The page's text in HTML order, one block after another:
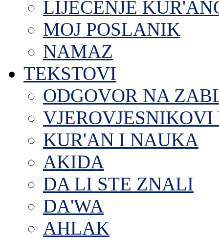
LIJEČENJE
MOJ POSLANIK
NAMAZ
TEKSTOVI
ODGOVOR NA
VJEROVJESNIKOVI
KUR'AN I NAUKA
AKIDA
DA LI STE ZNALI
DA'WA
AHLAK